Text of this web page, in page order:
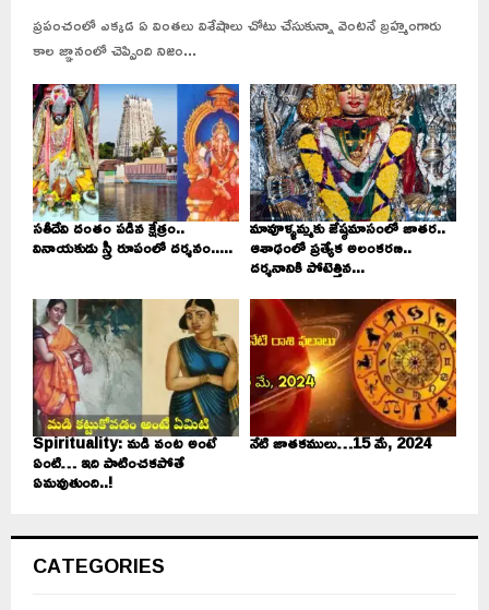
ప్రపంచంలో ఎక్కడ ఏ వింతలు విశేషాలు చోటు చేసుకున్నా వెంటనే బ్రహ్మంగారు
కాల జ్ఞానంలో చెప్పింది నిజం...
సతీదేవి దంతం పడిన క్షేత్రం..
వినాయకుడు స్త్రీ రూపంలో దర్శనం.....
మావూళ్ళమ్మకు జేష్ఠమాసంలో జాతర..
ఆశాఢంలో ప్రత్యేక అలంకరణ..
దర్శనానికి పోటెత్తిన...
Spirituality: మడి వంట అంటే
ఏంటి… ఇది పాటించకపోతే
ఏమవుతుంది..!
నేటి జాతకములు…15 మే, 2024
CATEGORIES